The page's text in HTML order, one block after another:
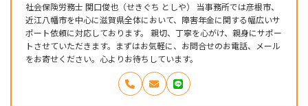
社会保険労務士 関口俊也（せきぐち としや） 当事務所では彦根市、
近江八幡市を中心に滋賀県全体において、障害年金に関する幅広いサ
ポート依頼に対応しております。 親切、丁寧を心がけ、親身にサポー
トさせていただきます。まずはお気軽に、お問合せのお電話、メール
をお寄せください。心よりお待ちしています。